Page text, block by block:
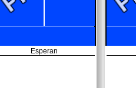
Esperan